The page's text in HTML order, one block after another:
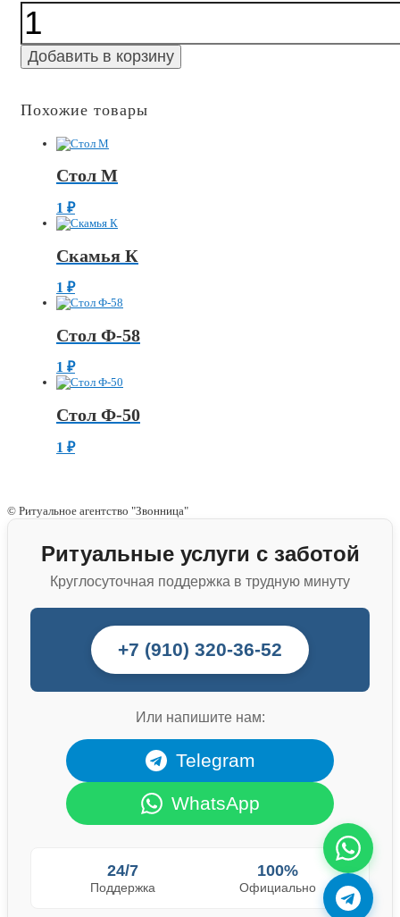
Количество
Скамья
Д
Добавить в корзину
Похожие товары
Стол М
1 ₽
Скамья К
1 ₽
Стол Ф-58
1 ₽
Стол Ф-50
1 ₽
© Ритуальное агентство "Звонница"
Ритуальные услуги с заботой
Круглосуточная поддержка в трудную минуту
+7 (910) 320-36-52
Или напишите нам:
Telegram
WhatsApp
24/7
Поддержка
100%
Официально